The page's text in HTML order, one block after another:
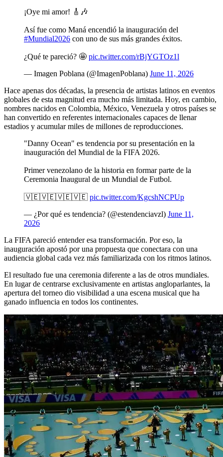
¡Oye mi amor! 🎸🎶
Así fue como Maná encendió la inauguración del
#Mundial2026 con uno de sus más grandes éxitos.
¿Qué te pareció? 🤩 pic.twitter.com/rBjYGTOz1l
— Imagen Poblana (@ImagenPoblana) June 11, 2026
Hace apenas dos décadas, la presencia de artistas latinos en eventos
globales de esta magnitud era mucho más limitada. Hoy, en cambio,
nombres nacidos en Colombia, México, Venezuela y otros países se
han convertido en referentes internacionales capaces de llenar
estadios y acumular miles de millones de reproducciones.
"Danny Ocean" es tendencia por su presentación en la
inauguración del Mundial de la FIFA 2026.
Primer venezolano de la historia en formar parte de la
Ceremonia Inaugural de un Mundial de Futbol.
🇻🇪🇻🇪🇻🇪🇻🇪 pic.twitter.com/KgcshNCPUp
— ¿Por qué es tendencia? (@estendenciavzl) June 11,
2026
La FIFA pareció entender esa transformación. Por eso, la
inauguración apostó por una propuesta que conectara con una
audiencia global cada vez más familiarizada con los ritmos latinos.
El resultado fue una ceremonia diferente a las de otros mundiales.
En lugar de centrarse exclusivamente en artistas angloparlantes, la
apertura del torneo dio visibilidad a una escena musical que ha
ganado influencia en todos los continentes.